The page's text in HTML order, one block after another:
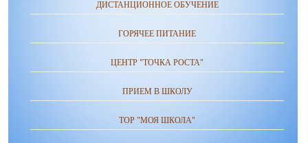
ДИСТАНЦИОННОЕ ОБУЧЕНИЕ
ГОРЯЧЕЕ ПИТАНИЕ
ЦЕНТР "ТОЧКА РОСТА"
ПРИЕМ В ШКОЛУ
ТОР "МОЯ ШКОЛА"